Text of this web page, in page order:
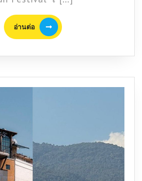
Balloon
บอลลูน
กลาง
เมือง
อ่านต่อ
อ่าน
ต่อ